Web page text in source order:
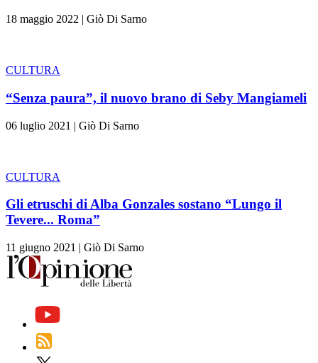
18 maggio 2022 | Giò Di Sarno
CULTURA
“Senza paura”, il nuovo brano di Seby Mangiameli
06 luglio 2021 | Giò Di Sarno
CULTURA
Gli etruschi di Alba Gonzales sostano “Lungo il
Tevere... Roma”
11 giugno 2021 | Giò Di Sarno